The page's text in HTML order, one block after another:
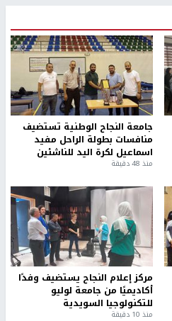
جامعة النجاح الوطنية تستضيف
منافسات بطولة الراحل مفيد
اسماعيل لكرة اليد للناشئين
منذ 48 دقيقة
مركز إعلام النجاح يستضيف وفدًا
أكاديميًا من جامعة لوليو
للتكنولوجيا السويدية
منذ 10 دقيقة